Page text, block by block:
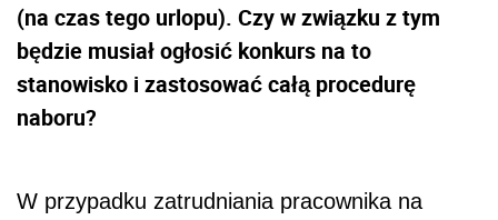
(na czas tego urlopu). Czy w związku z tym
będzie musiał ogłosić konkurs na to
stanowisko i zastosować całą procedurę
naboru?
W przypadku zatrudniania pracownika na